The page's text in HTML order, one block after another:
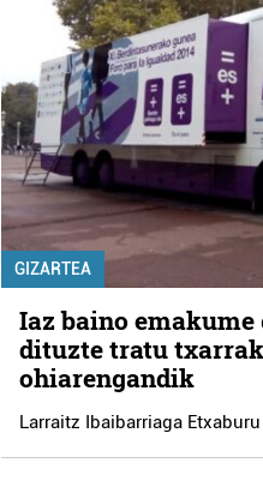
GIZARTEA
Iaz baino
dituzte tratu
ohiarengandik
Larraitz Ibaibarriaga Etxaburu